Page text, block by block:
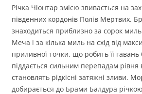
Річка Чіонтар змією звивається на
південних кордонів Полів Мертвих.
знаходиться приблизно за сорок
Меча і за кілька миль на схід від
приливної точки, що робить її
піддається сильним перепадам
становлять рідкісні затяжні зливи.
добирається до Брами Балдура